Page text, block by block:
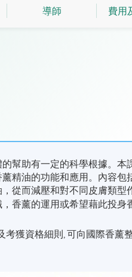
導師 費用
幫助有一定的科學根據。
精油的功能和應用。內容
從而減壓和對不同皮膚類型
香薰的運用或希望藉此投身
考獲資格細則, 可向國際香薰